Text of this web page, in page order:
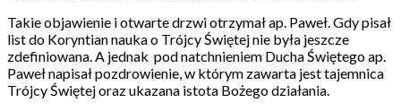
Takie objawienie i otwarte drzwi otrzymał ap. Paweł. Gdy pisał
list do Koryntian nauka o Trójcy Świętej nie była jeszcze
zdefiniowana. A jednak pod natchnieniem Ducha Świętego ap.
Paweł napisał pozdrowienie, w którym zawarta jest tajemnica
Trójcy Świętej oraz ukazana istota Bożego działania.